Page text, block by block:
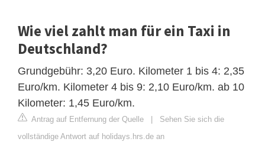
Wie viel zahlt man für ein Taxi in
Deutschland?
Grundgebühr: 3,20 Euro. Kilometer 1 bis 4: 2,35
Euro/km. Kilometer 4 bis 9: 2,10 Euro/km. ab 10
Kilometer: 1,45 Euro/km.
Antrag auf Entfernung der Quelle | Sehen Sie sich die
vollständige Antwort auf holidays.hrs.de an